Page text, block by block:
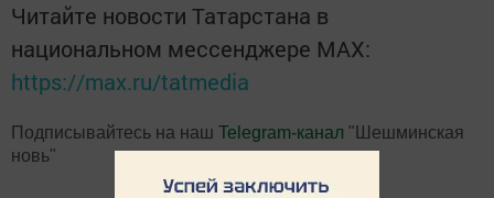
Читайте новости Татарстана в
национальном мессенджере MАХ:
https://max.ru/tatmedia
Подписывайтесь на наш Telegram-канал "Шешминская
новь"